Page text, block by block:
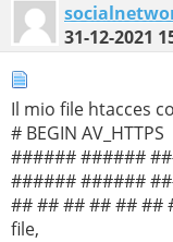
31-12-2021
Il mio file htacces
# BEGIN AV_HTTPS
###### ######
###### ######
## ## ## ## ## ##
file,